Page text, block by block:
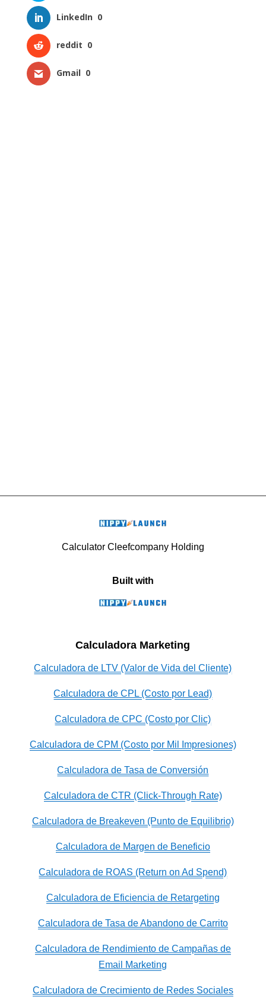
LinkedIn 0
reddit 0
Gmail 0
Calculator Cleefcompany Holding
Built with
Calculadora Marketing
Calculadora de LTV (Valor de Vida del Cliente)
Calculadora de CPL (Costo por Lead)
Calculadora de CPC (Costo por Clic)
Calculadora de CPM (Costo por Mil Impresiones)
Calculadora de Tasa de Conversión
Calculadora de CTR (Click-Through Rate)
Calculadora de Breakeven (Punto de Equilibrio)
Calculadora de Margen de Beneficio
Calculadora de ROAS (Return on Ad Spend)
Calculadora de Eficiencia de Retargeting
Calculadora de Tasa de Abandono de Carrito
Calculadora de Rendimiento de Campañas de
Email Marketing
Calculadora de Crecimiento de Redes Sociales